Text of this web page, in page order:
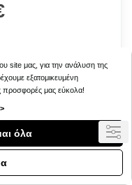
site μας, για την ανάλυση της
εξατομικευμένη
προσφορές μας εύκολα!
όλα